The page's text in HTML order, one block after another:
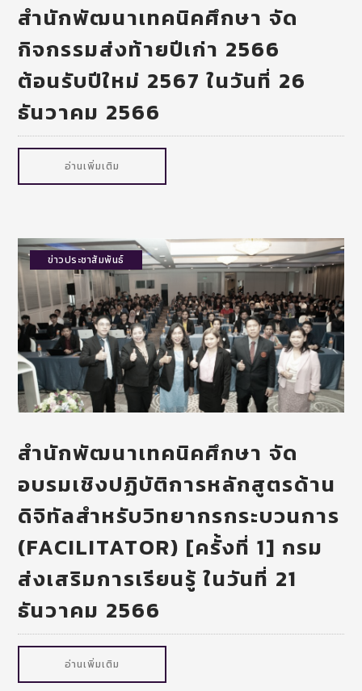
สำนักพัฒนาเทคนิคศึกษา จัด
กิจกรรมส่งท้ายปีเก่า 2566
ต้อนรับปีใหม่ 2567 ในวันที่ 26
ธันวาคม 2566
อ่านเพิ่มเติม
ข่าวประชาสัมพันธ์
สำนักพัฒนาเทคนิคศึกษา จัด
อบรมเชิงปฏิบัติการหลักสูตรด้าน
ดิจิทัลสำหรับวิทยากรกระบวนการ
(FACILITATOR) [ครั้งที่ 1] กรม
ส่งเสริมการเรียนรู้ ในวันที่ 21
ธันวาคม 2566
อ่านเพิ่มเติม